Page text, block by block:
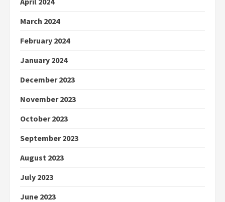
March 2024
February 2024
January 2024
December 2023
November 2023
October 2023
September 2023
August 2023
July 2023
June 2023